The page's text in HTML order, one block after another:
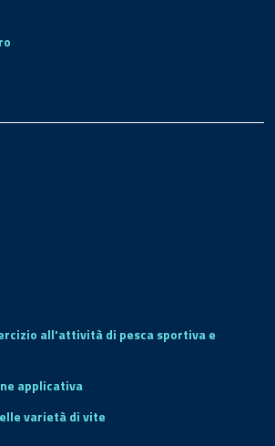
all'attività di pesca sportiva e
applicativa
varietà di vite